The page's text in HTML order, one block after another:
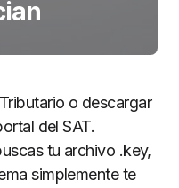
o descargar
del SAT.
tu archivo .key,
simplemente te